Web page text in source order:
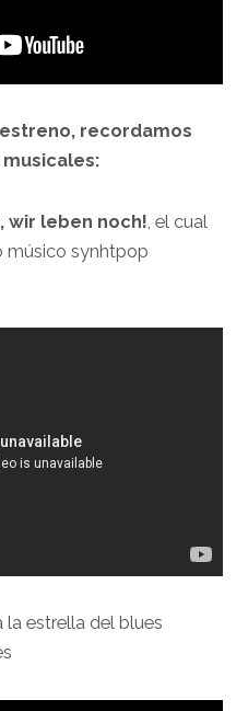
recordamos
wir leben noch!, el cual
músico synhtpop
la estrella del blues